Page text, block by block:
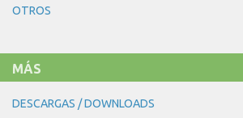
DÍA
OTROS
MÁS
DESCARGAS / DOWNLOADS